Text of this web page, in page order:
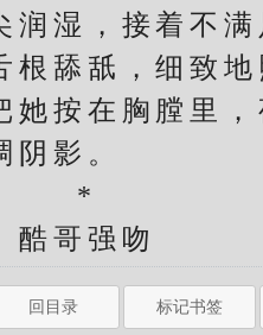
湿，接着不满
舔舐，细致地
按在胸膛里，
阴影。
*
哥强吻
回目录 标记书签